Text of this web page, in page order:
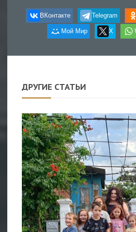
ВКонтакте Telegram
Мой Мир X
ДРУГИЕ СТАТЬИ